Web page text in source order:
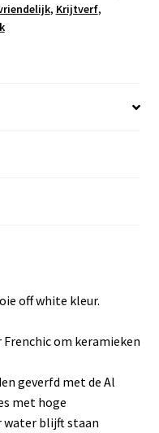
, Krijtverf,
off white kleur.
om keramieken
geverfd met de Al
met hoge
water blijft staan